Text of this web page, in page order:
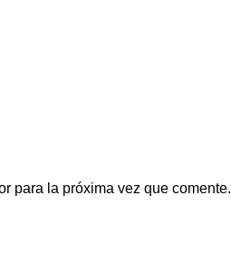
para la próxima vez que comente.